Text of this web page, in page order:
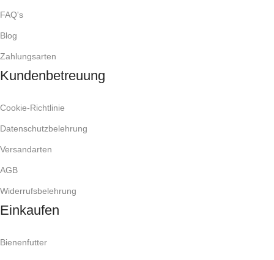
FAQ's
Blog
Zahlungsarten
Kundenbetreuung
Cookie-Richtlinie
Datenschutzbelehrung
Versandarten
AGB
Widerrufsbelehrung
Einkaufen
Bienenfutter